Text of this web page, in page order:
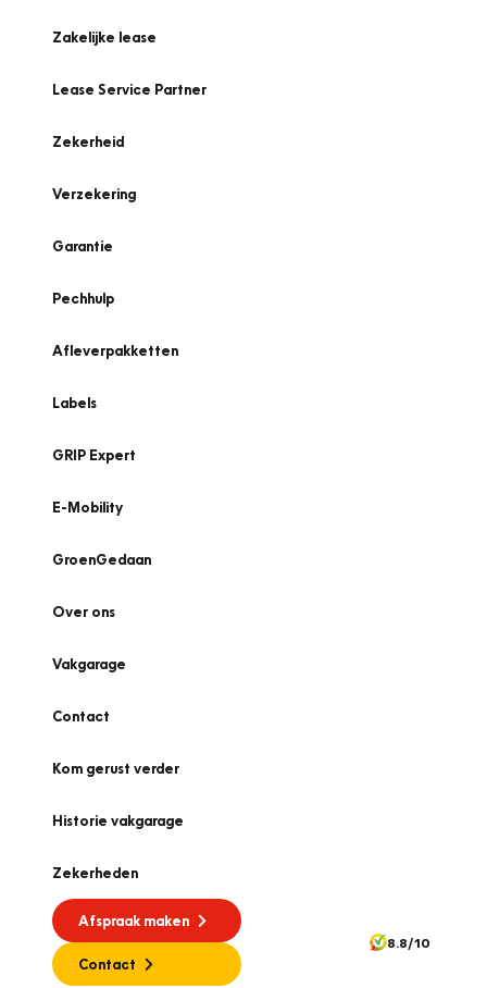
Zakelijke lease
Lease Service Partner
Zekerheid
Verzekering
Garantie
Pechhulp
Afleverpakketten
Labels
GRIP Expert
E-Mobility
GroenGedaan
Over ons
Vakgarage
Contact
Kom gerust verder
Historie vakgarage
Zekerheden
Afspraak maken
Contact
8.8/10